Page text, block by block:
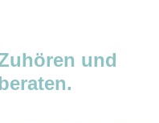
und